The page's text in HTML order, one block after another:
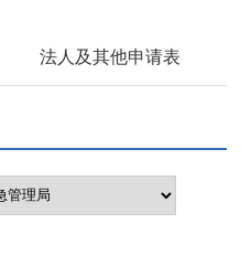
法人及其他申请表